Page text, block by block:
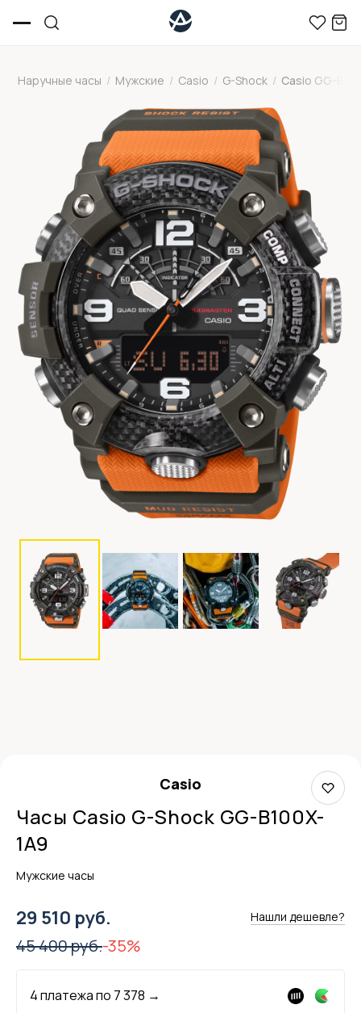
Наручные часы / Мужские / Casio / G-Shock / Casio GG-
Casio
Часы Casio G-Shock GG-B100X-
1A9
Мужские часы
29 510 руб. Нашли дешевле?
45 400 руб.-35%
4 платежа по 7 378 →